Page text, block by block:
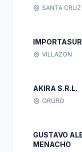
SANTA CRUZ
VILLAZON
AKIRA S.R.L.
ORURO
GUSTAVO
MENACHO